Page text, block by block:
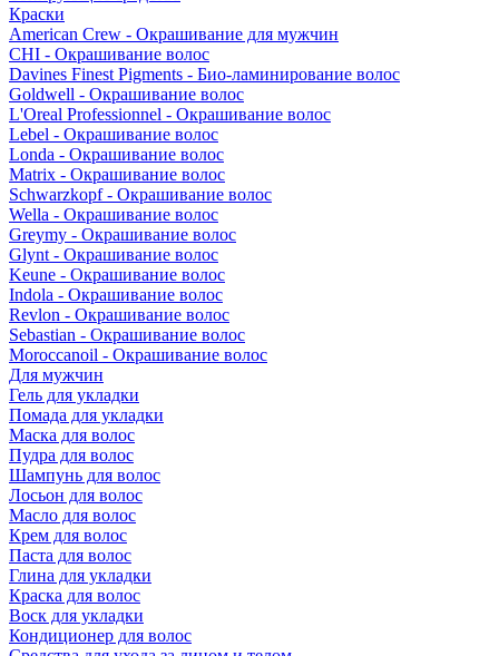
Краски
American Crew - Окрашивание для мужчин
CHI - Окрашивание волос
Davines Finest Pigments - Био-ламинирование волос
Goldwell - Окрашивание волос
L'Oreal Professionnel - Окрашивание волос
Lebel - Окрашивание волос
Londa - Окрашивание волос
Matrix - Окрашивание волос
Schwarzkopf - Окрашивание волос
Wella - Окрашивание волос
Greymy - Окрашивание волос
Glynt - Окрашивание волос
Keune - Окрашивание волос
Indola - Окрашивание волос
Revlon - Окрашивание волос
Sebastian - Окрашивание волос
Moroccanoil - Окрашивание волос
Для мужчин
Гель для укладки
Помада для укладки
Маска для волос
Пудра для волос
Шампунь для волос
Лосьон для волос
Масло для волос
Крем для волос
Паста для волос
Глина для укладки
Краска для волос
Воск для укладки
Кондиционер для волос